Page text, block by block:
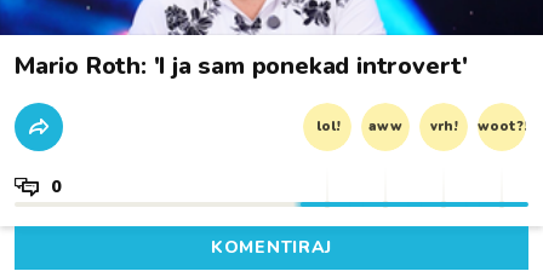
Mario Roth: 'I ja sam ponekad introvert'
lol! aww vrh! woot?!
0
KOMENTIRAJ